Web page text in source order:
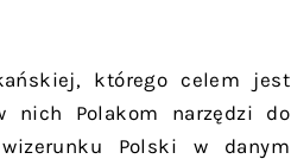
którego celem jest
nich Polakom narzędzi do
Polski w danym